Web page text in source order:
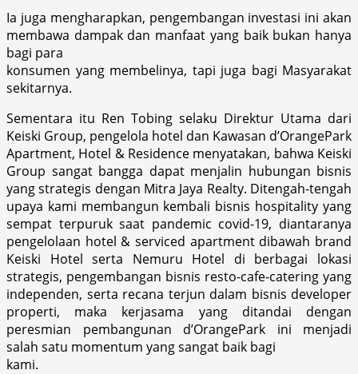
Ia juga mengharapkan, pengembangan investasi ini akan
membawa dampak dan manfaat yang baik bukan hanya
bagi para
konsumen yang membelinya, tapi juga bagi Masyarakat
sekitarnya.
Sementara itu Ren Tobing selaku Direktur Utama dari
Keiski Group, pengelola hotel dan Kawasan d’OrangePark
Apartment, Hotel & Residence menyatakan, bahwa Keiski
Group sangat bangga dapat menjalin hubungan bisnis
yang strategis dengan Mitra Jaya Realty. Ditengah-tengah
upaya kami membangun kembali bisnis hospitality yang
sempat terpuruk saat pandemic covid-19, diantaranya
pengelolaan hotel & serviced apartment dibawah brand
Keiski Hotel serta Nemuru Hotel di berbagai lokasi
strategis, pengembangan bisnis resto-cafe-catering yang
independen, serta recana terjun dalam bisnis developer
properti, maka kerjasama yang ditandai dengan
peresmian pembangunan d’OrangePark ini menjadi
salah satu momentum yang sangat baik bagi
kami.